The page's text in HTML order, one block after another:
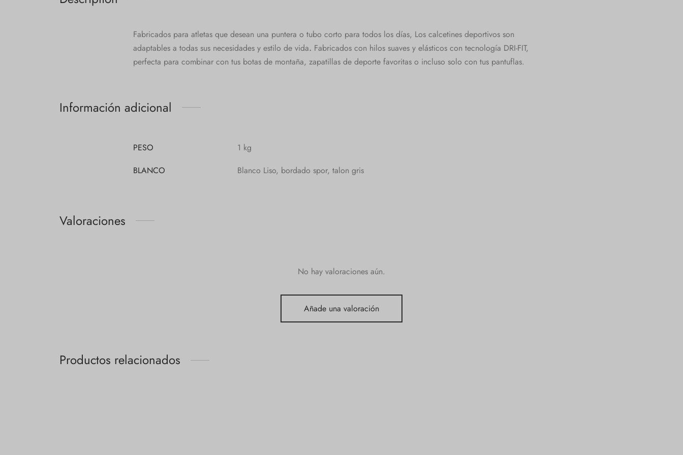
Fabricados para atletas que desean una puntera o tubo corto para todos los días, Los calcetines deportivos son
adaptables a todas sus necesidades y estilo de vida. Fabricados con hilos suaves y elásticos con tecnología DRI-FIT,
perfecta para combinar con tus botas de montaña, zapatillas de deporte favoritas o incluso solo con tus pantuflas.
Información adicional
PESO
1 kg
BLANCO
Blanco Liso, bordado spor, talon gris
Valoraciones
No hay valoraciones aún.
Añade una valoración
Productos relacionados